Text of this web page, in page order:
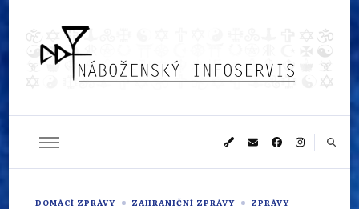
Náboženský
infoservis
DOMÁCÍ ZPRÁVY ZAHRANIČNÍ ZPRÁVY ZPRÁVY